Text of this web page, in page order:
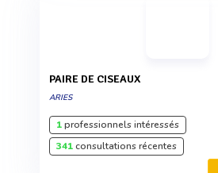
PAIRE DE CISEAUX
ARIES
1professionnels intéressés
341consultations récentes